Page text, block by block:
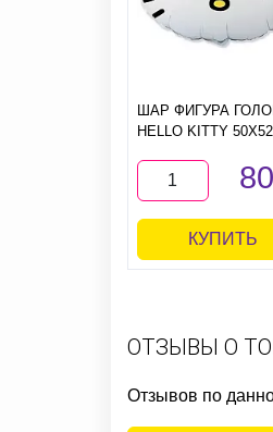
ШАР ФИГУРА
HELLO KITTY
80
КУПИТЬ
ОТЗЫВЫ О
Отзывов по